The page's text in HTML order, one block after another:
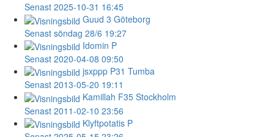
Senast 2025-10-31 16:45
Guud 3 Göteborg
Senast söndag 28/6 19:27
Idomin P
Senast 2020-04-08 09:50
jsxppp P31 Tumba
Senast 2013-05-20 19:11
Kamillah F35 Stockholm
Senast 2011-02-10 23:56
Klyftpotatis P